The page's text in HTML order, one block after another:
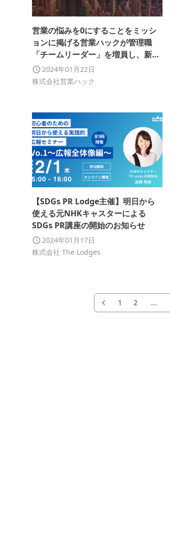
営業の悩みを0にすることをミッシ
ョンに掲げる営業ハックが管理職
「チームリーダー」を増員し、新部
署「チームU」を設立しました
2024年01月22日
株式会社営業ハック
【SDGs PR Lodge主催】明日から
使える元NHKキャスターによる
SDGs PR講座の開始のお知らせ
2024年01月17日
株式会社 The Lodges
1 2 ...